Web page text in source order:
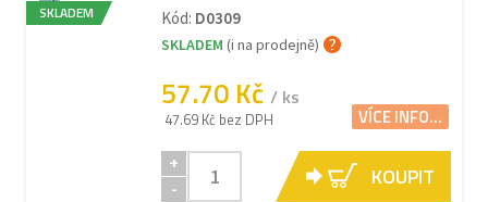
SKLADEM Kód: D0309
SKLADEM (i na prodejně)
57.70 Kč / ks
47.69 Kč bez DPH VÍCE INFO...
+
-
KOUPIT